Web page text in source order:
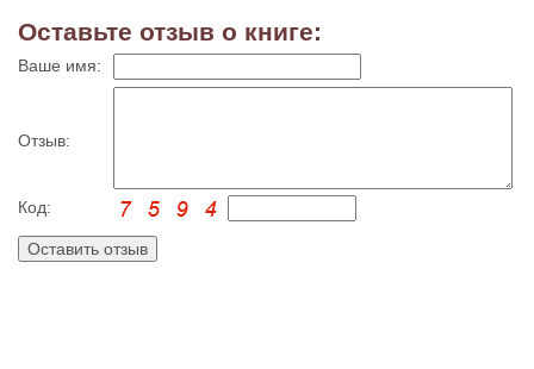
Оставьте отзыв о книге:
Ваше имя:
Отзыв:
Код: